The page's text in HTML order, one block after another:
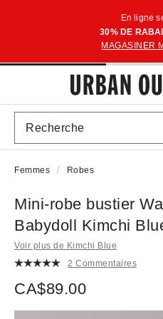
En ligne
30% DE
MAGASINER
Femmes Robes
Mini-robe bustier
Babydoll Kimchi
Voir plus de Kimchi Blue
2 Commentaires
CA$89.00